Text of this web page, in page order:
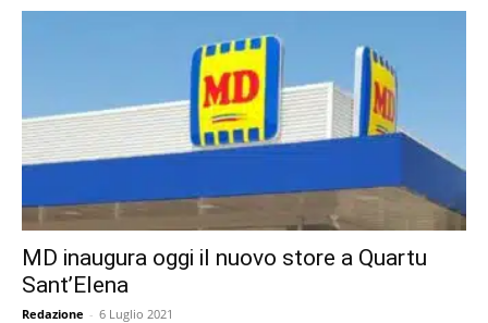
MD inaugura oggi il nuovo store a Quartu
Sant’Elena
Redazione - 6 Luglio 2021